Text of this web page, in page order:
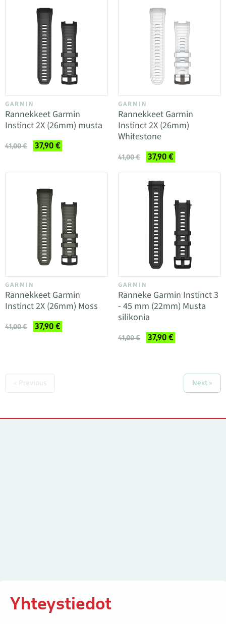
GARMIN
Rannekkeet Garmin
Instinct 2X (26mm) musta
41,00 € 37,90 €
GARMIN
Rannekkeet Garmin
Instinct 2X (26mm)
Whitestone
41,00 € 37,90 €
GARMIN
Rannekkeet Garmin
Instinct 2X (26mm) Moss
41,00 € 37,90 €
GARMIN
Ranneke Garmin Instinct 3
- 45 mm (22mm) Musta
silikonia
41,00 € 37,90 €
« Previous Next »
Yhteystiedot